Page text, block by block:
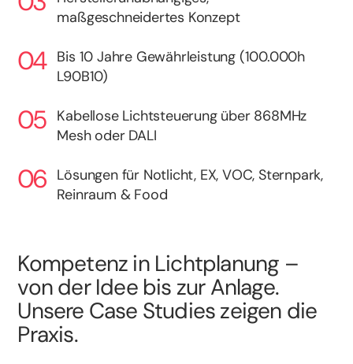
maßgeschneidertes Konzept
Bis 10 Jahre Gewährleistung (100.000h
L90B10)
Kabellose Lichtsteuerung über 868MHz
Mesh oder DALI
Lösungen für Notlicht, EX, VOC, Sternpark,
Reinraum & Food
Kompetenz in Lichtplanung –
von der Idee bis zur Anlage.
Unsere Case Studies zeigen die
Praxis.